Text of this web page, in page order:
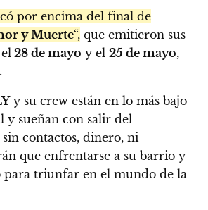
por encima del final de
y Muerte“, que emitieron sus
28 de mayo y el 25 de mayo,
y su crew están en lo más bajo
y sueñan con salir del
contactos, dinero, ni
que enfrentarse a su barrio y
triunfar en el mundo de la